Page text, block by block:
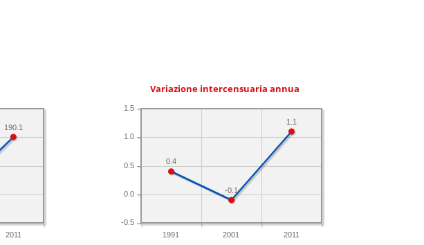
2011
190.1
Variazione intercensuaria annua
1991 2001 2011
-0.5
0.0
0.5
1.0
1.5
1.1
-0.1
0.4